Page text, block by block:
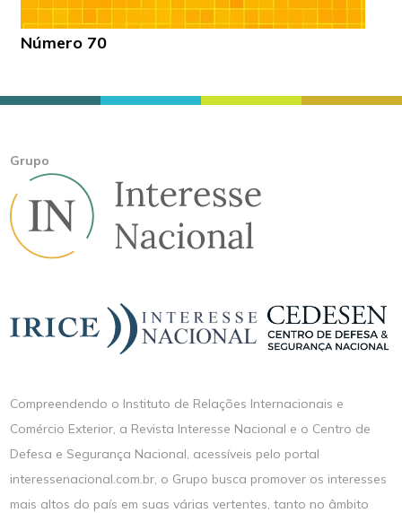
Número 70
Grupo
Compreendendo o Instituto de Relações Internacionais e
Comércio Exterior, a Revista Interesse Nacional e o Centro de
Defesa e Segurança Nacional, acessíveis pelo portal
interessenacional.com.br, o Grupo busca promover os interesses
mais altos do país em suas várias vertentes, tanto no âmbito